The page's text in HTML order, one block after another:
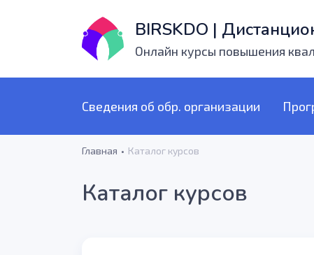
BIRSKDO |
Онлайн курсы повышения
Сведения об обр. организации
Главная Каталог курсов
Каталог курсов